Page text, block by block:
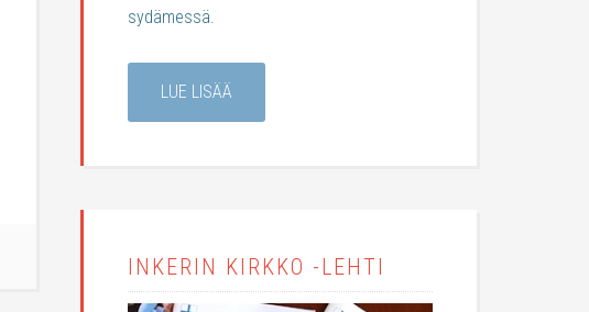
sydämessä.
LUE LISÄÄ
INKERIN KIRKKO -LEHTI